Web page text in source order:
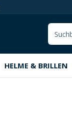
HELME & BRILLEN